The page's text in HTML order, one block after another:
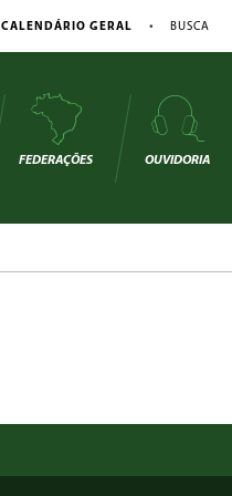
CALENDÁRIO GERAL • BUSCA
FEDERAÇÕES OUVIDORIA